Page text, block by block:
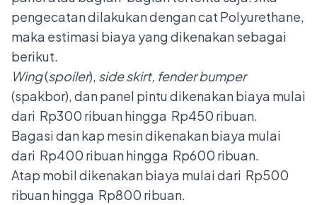
pengecatan dilakukan dengan cat Polyurethane,
maka estimasi biaya yang dikenakan sebagai
berikut.
Wing(spoiler), side skirt, fender bumper
(spakbor), dan panel pintu dikenakan biaya mulai
dari Rp300 ribuan hingga Rp450 ribuan.
Bagasi dan kap mesin dikenakan biaya mulai
dari Rp400 ribuan hingga Rp600 ribuan.
Atap mobil dikenakan biaya mulai dari Rp500
ribuan hingga Rp800 ribuan.